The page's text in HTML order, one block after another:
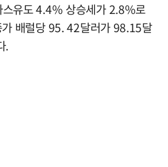
스유도 4.4% 상승세가 2.8%로
배럴당 95. 42달러가 98.15달
.